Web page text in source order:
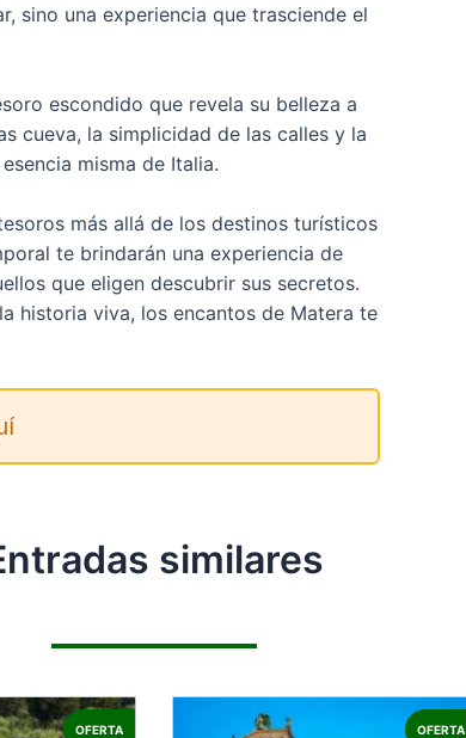
sino una experiencia que trasciende el
escondido que revela su belleza a
cueva, la simplicidad de las calles y la
misma de Italia.
más allá de los destinos turísticos
te brindarán una experiencia de
que eligen descubrir sus secretos.
historia viva, los encantos de Matera te
similares
OFERTA OFERTA